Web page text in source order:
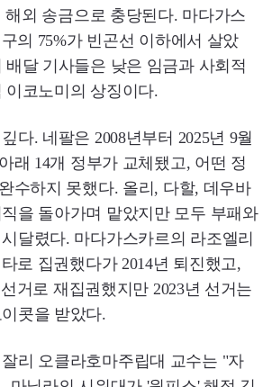
해외 송금으로 충당된다. 마다가스
의 75%가 빈곤선 이하에서 살았
배달 기사들은 낮은 임금과 사회적
이코노미의 상징이다.
다. 네팔은 2008년부터 2025년 9월
래 14개 정부가 교체됐고, 어떤 정
수하지 못했다. 올리, 다할, 데우바
을 돌아가며 맡았지만 모두 부패와
달렸다. 마다가스카르의 라조엘리
로 집권했다가 2014년 퇴진했고,
거로 재집권했지만 2023년 선거는
콧을 받았다.
리 오클라호마주립대 교수는 "자